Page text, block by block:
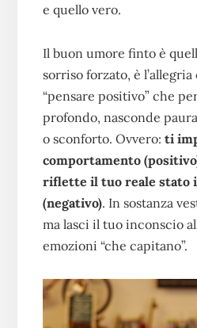
e quello vero.
Il buon umore finto è
sorriso forzato, è
“pensare positivo” che
profondo, nasconde
o sconforto. Ovvero: ti
comportamento
riflette il tuo reale stato
(negativo). In sostanza
ma lasci il tuo inconscio
emozioni “che capitano”.